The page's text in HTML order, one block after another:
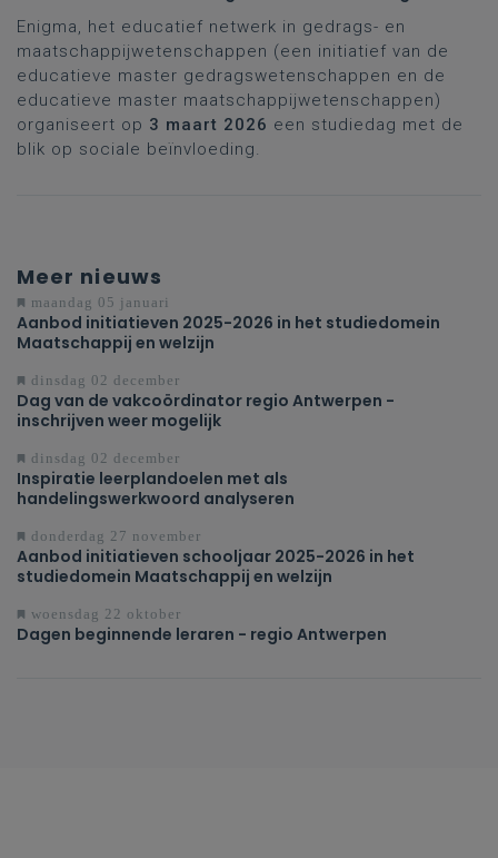
Enigma, het educatief netwerk in gedrags- en
maatschappijwetenschappen (een initiatief van de
educatieve master gedragswetenschappen en de
educatieve master maatschappijwetenschappen)
organiseert op 3 maart 2026 een studiedag met de
blik op sociale beïnvloeding.
Meer nieuws
maandag 05 januari
Aanbod initiatieven 2025-2026 in het studiedomein
Maatschappij en welzijn
dinsdag 02 december
Dag van de vakcoördinator regio Antwerpen -
inschrijven weer mogelijk
dinsdag 02 december
Inspiratie leerplandoelen met als
handelingswerkwoord analyseren
donderdag 27 november
Aanbod initiatieven schooljaar 2025-2026 in het
studiedomein Maatschappij en welzijn
woensdag 22 oktober
Dagen beginnende leraren - regio Antwerpen